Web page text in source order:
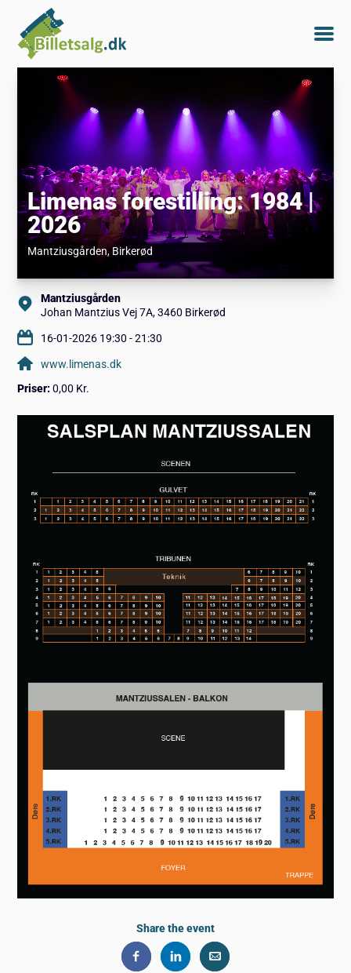
Limenas forestilling: 1984 |
2026
Mantziusgården, Birkerød
Mantziusgården
Johan Mantzius Vej 7A, 3460 Birkerød
16-01-2026 19:30 - 21:30
www.limenas.dk
Priser: 0,00 Kr.
Share the event